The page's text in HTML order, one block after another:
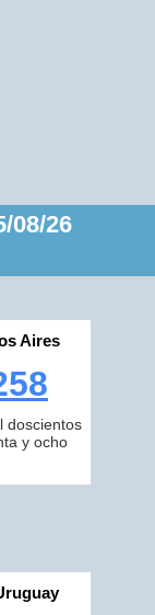
08/26
Aires
doscientos
y ocho